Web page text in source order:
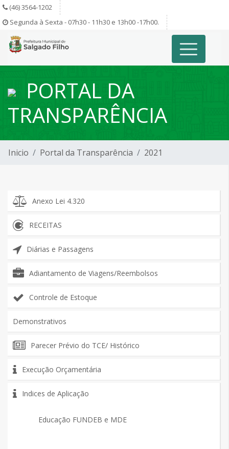
(46) 3564-1202
Segunda à Sexta - 07h30 - 11h30 e 13h00 -17h00.
PORTAL DA
TRANSPARÊNCIA
Inicio Portal da Transparência 2021
Anexo Lei 4.320
RECEITAS
Diárias e Passagens
Adiantamento de Viagens/Reembolsos
Controle de Estoque
Demonstrativos
Parecer Prévio do TCE/ Histórico
Execução Orçamentária
Indices de Aplicação
Educação FUNDEB e MDE